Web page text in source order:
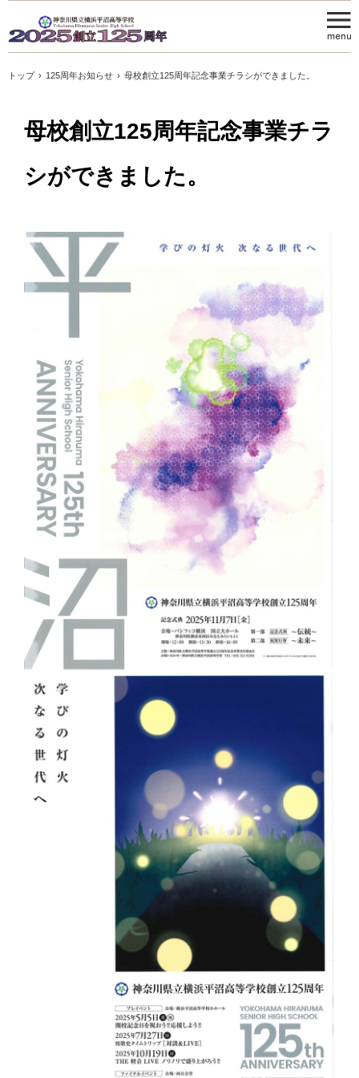
トップ › 125周年お知らせ › 母校創立125周年記念事業チラシができました。
母校創立125周年記念事業チラ
シができました。